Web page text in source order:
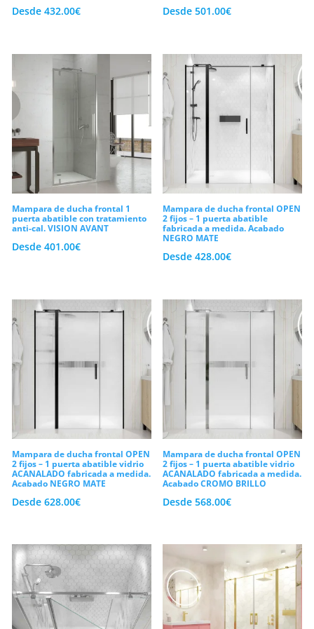
Desde 432.00€ Desde501.00€
Mampara de ducha frontal 1
puerta abatible con tratamiento
anti-cal. VISION AVANT
Desde 401.00€
Mampara de ducha frontal OPEN
2 fijos – 1 puerta abatible
fabricada a medida. Acabado
NEGRO MATE
Desde428.00€
Mampara de ducha frontal OPEN
2 fijos – 1 puerta abatible vidrio
ACANALADO fabricada a medida.
Acabado NEGRO MATE
Desde 628.00€
Mampara de ducha frontal OPEN
2 fijos – 1 puerta abatible vidrio
ACANALADO fabricada a medida.
Acabado CROMO BRILLO
Desde568.00€